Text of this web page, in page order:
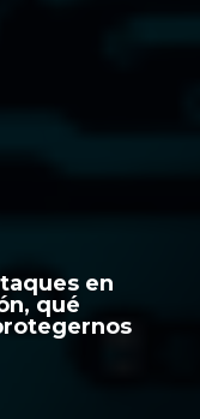
en
qué